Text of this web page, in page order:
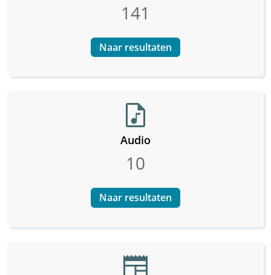
141
Naar resultaten
audio_file
Audio
10
Naar resultaten
newspaper